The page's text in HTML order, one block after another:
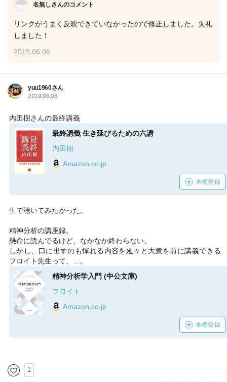
名無しさんのコメント
リンクがうまく反映できていなかったので修正しました。失礼
しました！
2019.06.06
yuu1960さん
2019.06.06
内田樹さんの最終講義
最終講義 生き延びるための六講
内田樹
Amazon.co.jp
本棚登録
生で聴いてみたかった。
精神分析の講座録。
懸命に読んでるけど、なかなか終わらない。
しかし、口に出すのも憚れる内容を延々と大衆を前に講義できる
フロイト先生って、…。
精神分析学入門 (中公文庫)
フロイト
Amazon.co.jp
本棚登録
1